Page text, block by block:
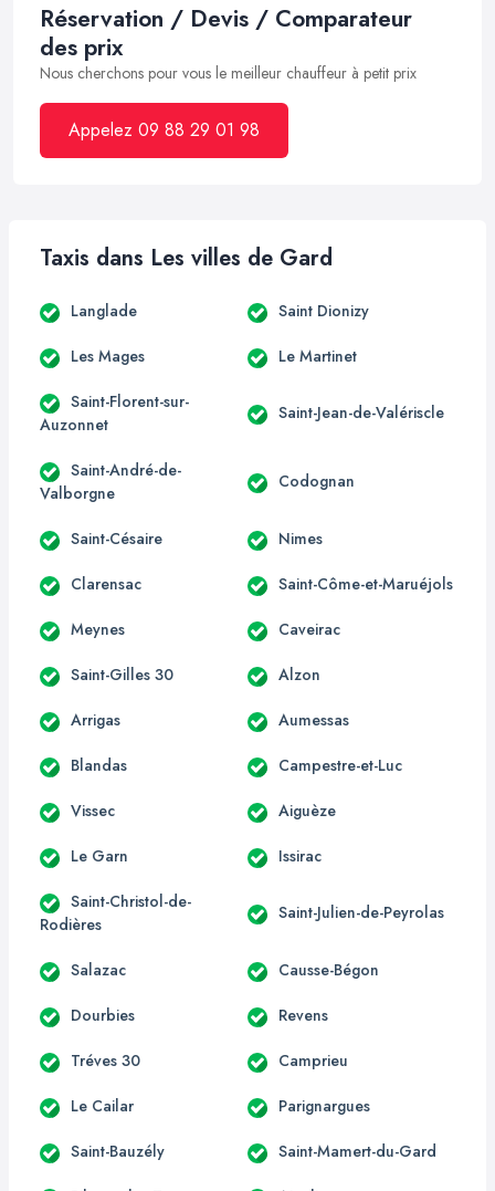
Réservation / Devis / Comparateur
des prix
Nous cherchons pour vous le meilleur chauffeur à petit prix
Appelez 09 88 29 01 98
Taxis dans Les villes de Gard
Langlade Saint Dionizy
Les Mages Le Martinet
Saint-Florent-sur-
Auzonnet
Saint-Jean-de-Valériscle
Saint-André-de-
Valborgne
Codognan
Saint-Césaire Nimes
Clarensac Saint-Côme-et-Maruéjols
Meynes Caveirac
Saint-Gilles 30 Alzon
Arrigas Aumessas
Blandas Campestre-et-Luc
Vissec Aiguèze
Le Garn Issirac
Saint-Christol-de-
Rodières
Saint-Julien-de-Peyrolas
Salazac Causse-Bégon
Dourbies Revens
Tréves 30 Camprieu
Le Cailar Parignargues
Saint-Bauzély Saint-Mamert-du-Gard